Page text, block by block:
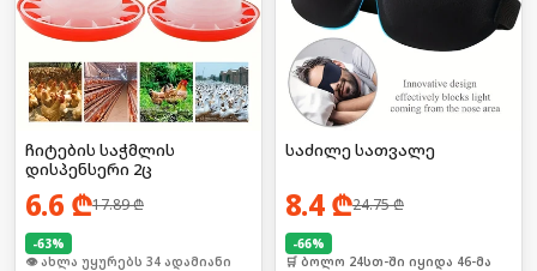
ჩიტების საჭმლის
დისპენსერი 2ც
6.6 ₾17.89₾
-63%
🛒 ბოლო 24სთ-ში იყიდა 51-მა
საძილე სათვალე
8.4₾24.75₾
-66%
🛒 ბოლო 24სთ-ში იყიდა 46-მა